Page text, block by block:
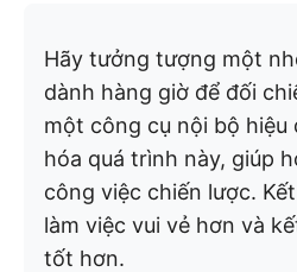
Hãy tưởng tượng một
dành hàng giờ để đối
một công cụ nội bộ
hóa quá trình này, giúp
công việc chiến lược.
làm việc vui vẻ hơn và
tốt hơn.